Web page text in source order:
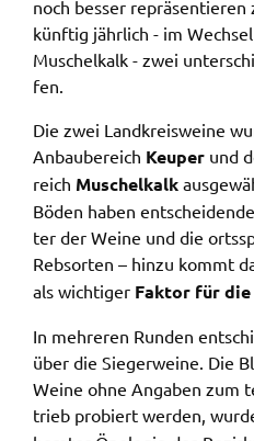
noch besser
künf­tig jähr­lich - im
Muschel­kalk - zwei
fen.
Die zwei Land­kreis­wei­ne
Anbau­be­reich Keuper und
reich Muschel­kalk
Böden haben
ter der Weine und die
Rebsor­ten – hinzu kommt
als wich­ti­ger Faktor für
In mehre­ren Runden
über die Sieger­wei­ne. Die
Weine ohne Anga­ben zum
trieb probiert werden,
ermöglichen.
Weitere Informationen
unseren
YouTube
Anbieter:
YouTube
Einwilligung erweiterter
Youtube Videos
Google Maps
Name:
consent-google-maps